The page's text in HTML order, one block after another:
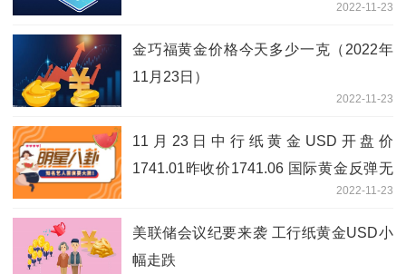
2022-11-23
金巧福黄金价格今天多少一克（2022年
11月23日）
2022-11-23
11月23日中行纸黄金USD开盘价
1741.01昨收价1741.06 国际黄金反弹无
2022-11-23
美联储会议纪要来袭 工行纸黄金USD小
幅走跌